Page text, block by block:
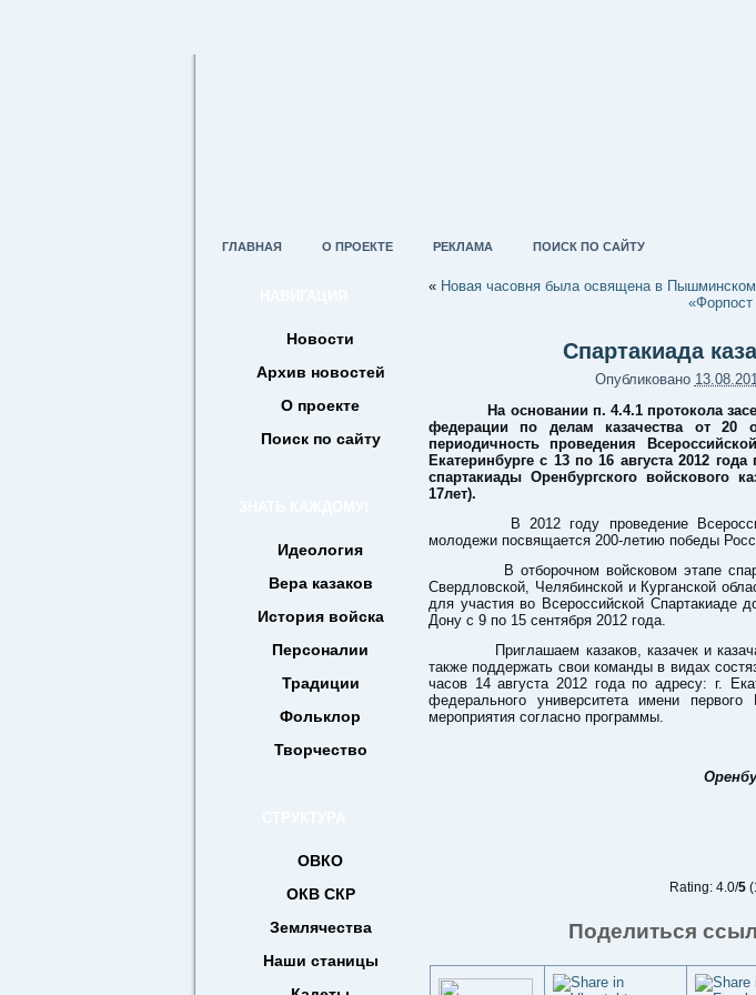
ГЛАВНАЯ О ПРОЕКТЕ РЕКЛАМА ПОИСК ПО САЙТУ
Новости
Архив новостей
О проекте
Поиск по сайту
Идеология
Вера казаков
История войска
Персоналии
Традиции
Фольклор
Творчество
ОВКО
ОКВ СКР
Землячества
Наши станицы
« Новая часовня была освящена в
Спартакиада
Опубликовано
На основании п. 4.4.1 протокола
федерации по делам казачества от
периодичность проведения
Екатеринбурге с 13 по 16 августа 2012
спартакиады Оренбургского войскового
17лет).
В 2012 году проведение
молодежи посвящается 200-летию победы
В отборочном войсковом этапе
Свердловской, Челябинской и Курганской
для участия во Всероссийской Спартакиаде
Дону с 9 по 15 сентября 2012 года.
Приглашаем казаков, казачек и
также поддержать свои команды в видах
часов 14 августа 2012 года по адресу: г.
федерального университета имени
мероприятия согласно программы.
Rating: 4.0/5
Поделиться